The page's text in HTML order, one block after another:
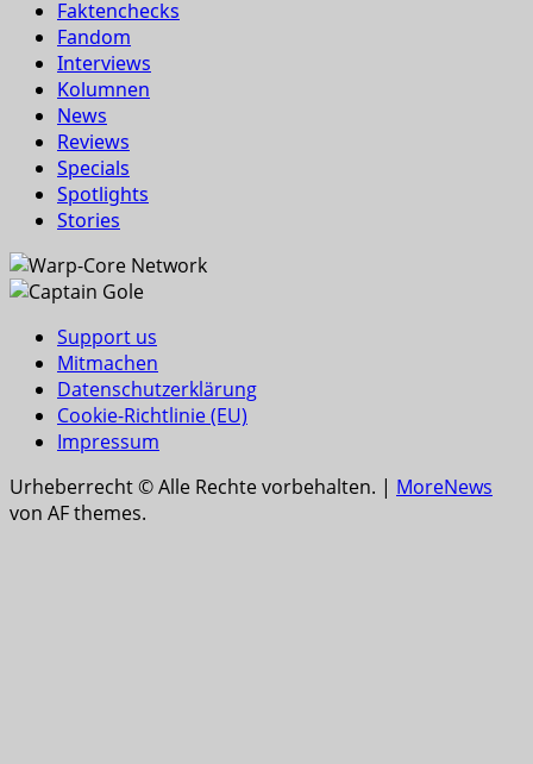
Faktenchecks
Fandom
Interviews
Kolumnen
News
Reviews
Specials
Spotlights
Stories
Support us
Mitmachen
Datenschutzerklärung
Cookie-Richtlinie (EU)
Impressum
Urheberrecht © Alle Rechte vorbehalten. | MoreNews
von AF themes.